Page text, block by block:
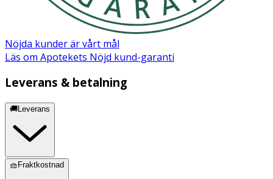
Nöjda kunder är vårt mål
Läs om Apotekets Nöjd kund-garanti
Leverans & betalning
🚚Leverans
🧺Fraktkostnad